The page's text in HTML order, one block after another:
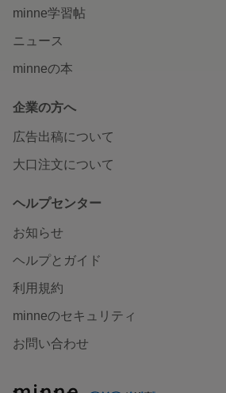
minne学習帖
ニュース
minneの本
企業の方へ
広告出稿について
大口注文について
ヘルプセンター
お知らせ
ヘルプとガイド
利用規約
minneのセキュリティ
お問い合わせ